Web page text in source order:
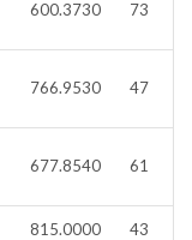
600.3730 73
766.9530 47
677.8540 61
815.0000 43